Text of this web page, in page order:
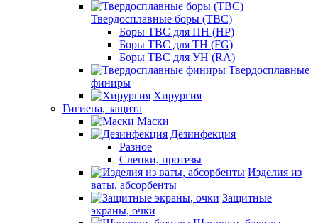
Твердосплавные боры (ТВС)
Боры ТВС для ПН (HP)
Боры ТВС для ТН (FG)
Боры ТВС для УН (RA)
Твердосплавные
финиры
Хирургия
Гигиена, защита
Маски
Дезинфекция
Разное
Слепки, протезы
Изделия из
ваты, абсорбенты
Защитные
экраны, очки